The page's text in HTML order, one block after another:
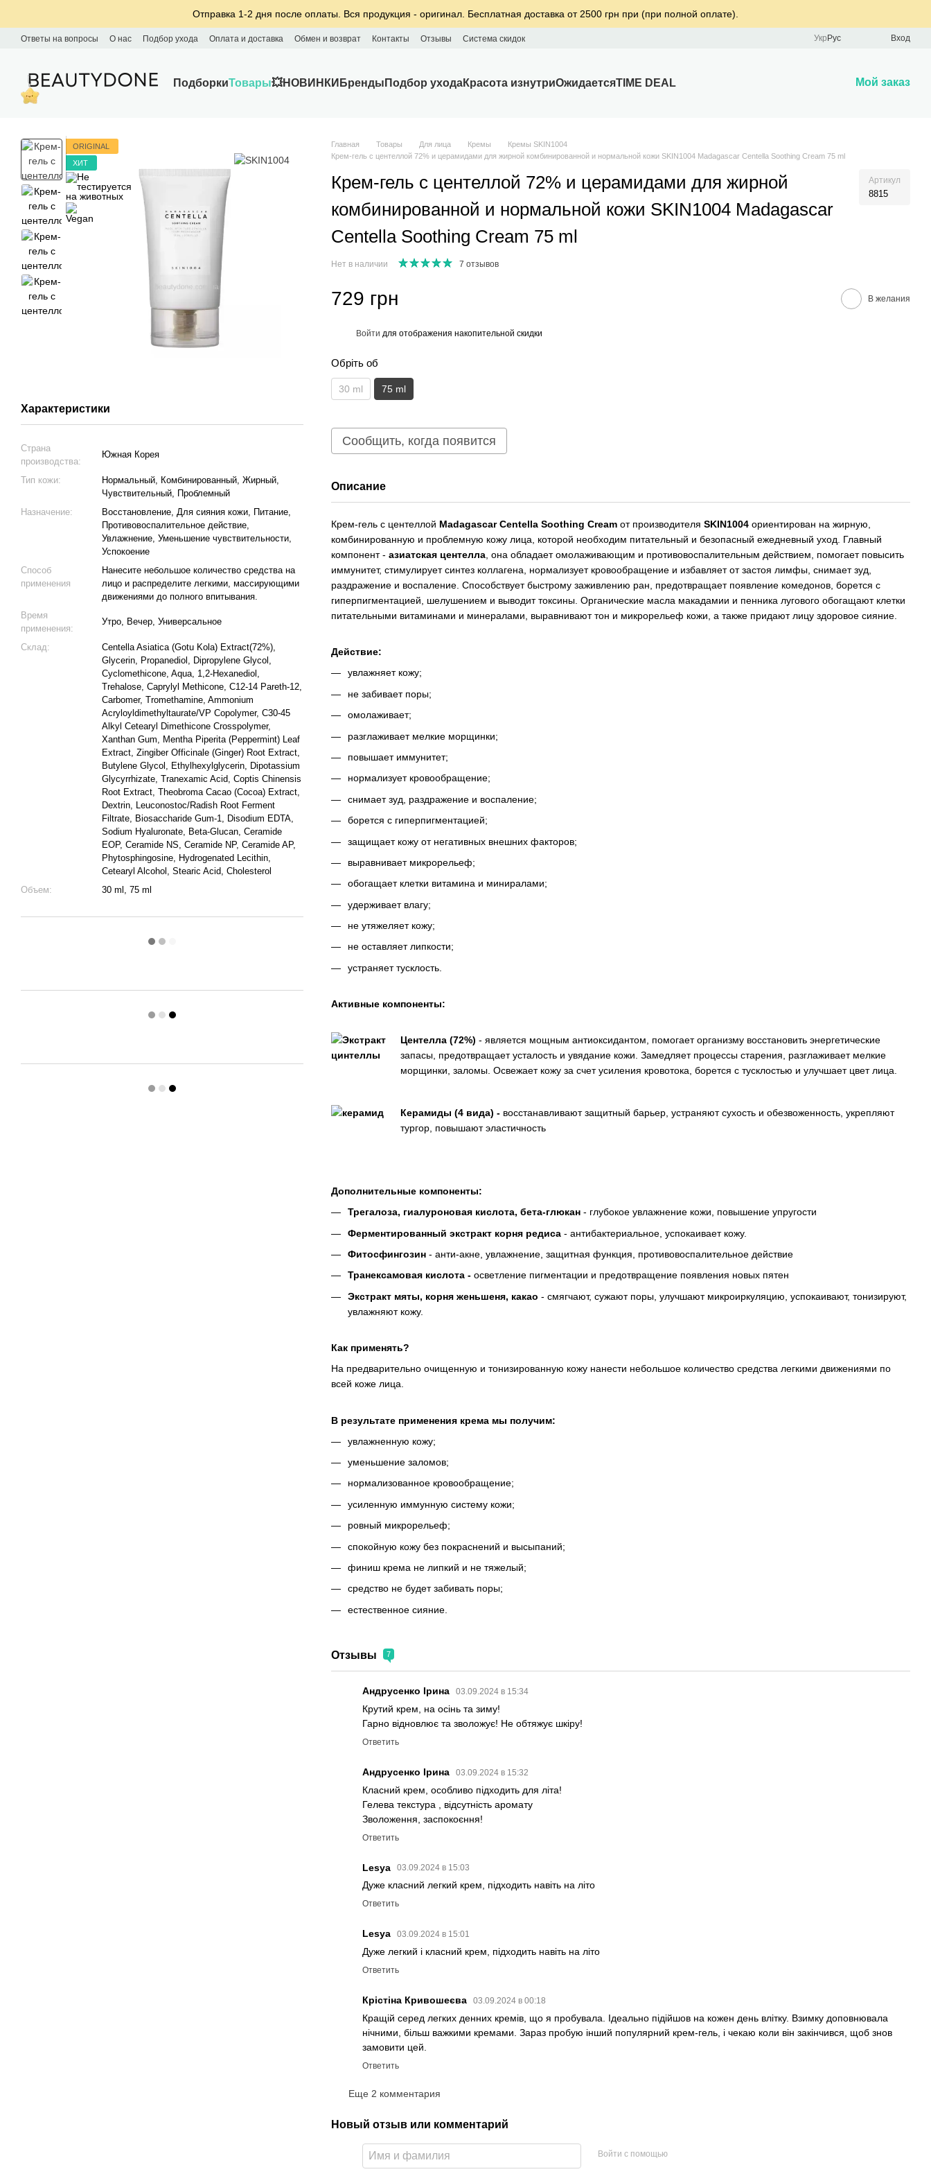
Отправка 1-2 дня после оплаты. Вся продукция - оригинал. Бесплатная доставка от 2500 грн при (при полной оплате).
Ответы на вопросы О нас Подбор ухода Оплата и доставка Обмен и возврат Контакты Отзывы Система скидок Укр Рус Вход
ПодборкиТовары💥НОВИНКИ Бренды Подбор уходаКрасота изнутриОжидаетсяTIME DEAL Мой заказ
ORIGINAL
ХИТ
Характеристики
Страна
производства:
Южная Корея
Тип кожи:
Нормальный, Комбинированный, Жирный,
Чувствительный, Проблемный
Назначение:
Восстановление, Для сияния кожи, Питание,
Противовоспалительное действие,
Увлажнение, Уменьшение чувствительности,
Успокоение
Способ
применения
Нанесите небольшое количество средства на
лицо и распределите легкими, массирующими
движениями до полного впитывания.
Время
применения:
Утро, Вечер, Универсальное
Склад:
Centella Asiatica (Gotu Kola) Extract(72%),
Glycerin, Propanediol, Dipropylene Glycol,
Cyclomethicone, Aqua, 1,2-Hexanediol,
Trehalose, Caprylyl Methicone, C12-14 Pareth-12,
Carbomer, Tromethamine, Ammonium
Acryloyldimethyltaurate/VP Copolymer, C30-45
Alkyl Cetearyl Dimethicone Crosspolymer,
Xanthan Gum, Mentha Piperita (Peppermint) Leaf
Extract, Zingiber Officinale (Ginger) Root Extract,
Butylene Glycol, Ethylhexylglycerin, Dipotassium
Glycyrrhizate, Tranexamic Acid, Coptis Chinensis
Root Extract, Theobroma Cacao (Cocoa) Extract,
Dextrin, Leuconostoc/Radish Root Ferment
Filtrate, Biosaccharide Gum-1, Disodium EDTA,
Sodium Hyaluronate, Beta-Glucan, Ceramide
EOP, Ceramide NS, Ceramide NP, Ceramide AP,
Phytosphingosine, Hydrogenated Lecithin,
Cetearyl Alcohol, Stearic Acid, Cholesterol
Объем:
30 ml, 75 ml
Главная Товары Для лица Кремы
Кремы SKIN1004
Крем-гель с центеллой 72% и церамидами для жирной комбинированной и нормальной кожи SKIN1004 Madagascar Centella Soothing Cream 75 ml
Крем-гель с центеллой 72% и церамидами для жирной
комбинированной и нормальной кожи SKIN1004 Madagascar
Centella Soothing Cream 75 ml
Артикул
8815
Нет в наличии 7 отзывов
729 грн В желания
Войти для отображения накопительной скидки
Обріть об
30 ml 75 ml
Сообщить, когда появится
Описание
Крем-гель с центеллой Madagascar Centella Soothing Cream от производителя SKIN1004 ориентирован на жирную,
комбинированную и проблемную кожу лица, которой необходим питательный и безопасный ежедневный уход. Главный
компонент - азиатская центелла , она обладает омолаживающим и противовоспалительным действием, помогает повысить
иммунитет, стимулирует синтез коллагена, нормализует кровообращение и избавляет от застоя лимфы, снимает зуд,
раздражение и воспаление. Способствует быстрому заживлению ран, предотвращает появление комедонов, борется с
гиперпигментацией, шелушением и выводит токсины. Органические масла макадамии и пенника лугового обогащают клетки
питательными витаминами и минералами, выравнивают тон и микрорельеф кожи, а также придают лицу здоровое сияние.
Действие:
увлажняет кожу;
не забивает поры;
омолаживает;
разглаживает мелкие морщинки;
повышает иммунитет;
нормализует кровообращение;
снимает зуд, раздражение и воспаление;
борется с гиперпигментацией;
защищает кожу от негативных внешних факторов;
выравнивает микрорельеф;
обогащает клетки витамина и миниралами;
удерживает влагу;
не утяжеляет кожу;
не оставляет липкости;
устраняет тусклость.
Активные компоненты:
Центелла (72%) - является мощным антиоксидантом, помогает организму восстановить энергетические
запасы, предотвращает усталость и увядание кожи. Замедляет процессы старения, разглаживает мелкие
морщинки, заломы. Освежает кожу за счет усиления кровотока, борется с тусклостью и улучшает цвет лица.
Керамиды (4 вида) - восстанавливают защитный барьер, устраняют сухость и обезвоженность, укрепляют
тургор, повышают эластичность
Дополнительные компоненты:
Трегалоза, гиалуроновая кислота, бета-глюкан - глубокое увлажнение кожи, повышение упругости
Ферментированный экстракт корня редиса - антибактериальное, успокаивает кожу.
Фитосфингозин - анти-акне, увлажнение, защитная функция, противовоспалительное действие
Транексамовая кислота - осветление пигментации и предотвращение появления новых пятен
Экстракт мяты, корня женьшеня, какао - смягчают, сужают поры, улучшают микроиркуляцию, успокаивают, тонизируют,
увлажняют кожу.
Как применять?
На предварительно очищенную и тонизированную кожу нанести небольшое количество средства легкими движениями по
всей коже лица.
В результате применения крема мы получим:
увлажненную кожу;
уменьшение заломов;
нормализованное кровообращение;
усиленную иммунную систему кожи;
ровный микрорельеф;
спокойную кожу без покраснений и высыпаний;
финиш крема не липкий и не тяжелый;
средство не будет забивать поры;
естественное сияние.
Отзывы 7
Андрусенко Ірина 03.09.2024 в 15:34
Крутий крем, на осінь та зиму!
Гарно відновлює та зволожує! Не обтяжує шкіру!
Ответить
Андрусенко Ірина 03.09.2024 в 15:32
Класний крем, особливо підходить для літа!
Гелева текстура , відсутність аромату
Зволоження, заспокоєння!
Ответить
Lesya 03.09.2024 в 15:03
Дуже класний легкий крем, підходить навіть на літо
Ответить
Lesya 03.09.2024 в 15:01
Дуже легкий і класний крем, підходить навіть на літо
Ответить
Крістіна Кривошеєва 03.09.2024 в 00:18
Кращій серед легких денних кремів, що я пробувала. Ідеально підійшов на кожен день влітку. Взимку доповнювала
нічними, більш важкими кремами. Зараз пробую інший популярний крем-гель, і чекаю коли він закінчився, щоб знов
замовити цей.
Ответить
Еще 2 комментария
Новый отзыв или комментарий
Войти с помощью